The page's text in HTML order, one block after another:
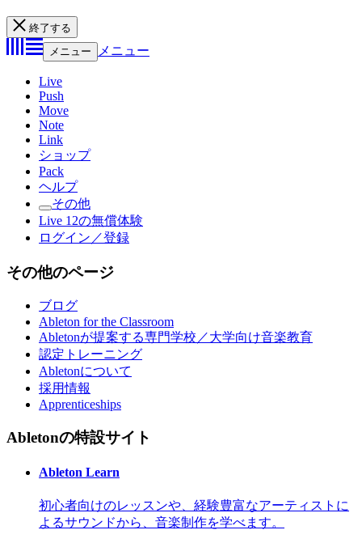
終了する
メニュー
メニュー
Live
Push
Move
Note
Link
ショップ
Pack
ヘルプ
その他
Live 12の無償体験
ログイン／登録
その他のページ
ブログ
Ableton for the Classroom
Abletonが提案する専門学校／大学向け音楽教育
認定トレーニング
Abletonについて
採用情報
Apprenticeships
Abletonの特設サイト
Ableton Learn
初心者向けのレッスンや、経験豊富なアーティストに
よるサウンドから、音楽制作を学べます。